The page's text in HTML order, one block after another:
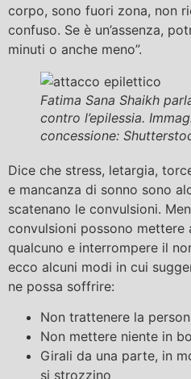
corpo, sono fuori zona, non
confuso. Se è un’assenza,
minuti o anche meno”.
Fatima Sana Shaikh
contro l’epilessia.
concessione:
Dice che stress, letargia,
e mancanza di sonno sono
scatenano le convulsioni.
convulsioni possono mettere
qualcuno e interrompere il
ecco alcuni modi in cui
ne possa soffrire:
Non trattenere la
Non mettere niente in
Girali da una parte, in
si strozzino